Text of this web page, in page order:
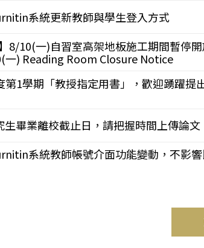
系統更新教師與學生登入方式
】8/10(一)自習室高架地板施工期間暫停
一) Reading Room Closure Notice
第1學期「教授指定用書」，歡迎踴躍提
生畢業離校截止日，請把握時間上傳論文
系統教師帳號介面功能變動，不影